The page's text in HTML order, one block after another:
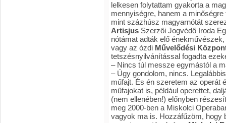
lelkesen folytattam gyakorta a
mennyiségre, hanem a
mint százhúsz magyarnótát
Artisjus Szerzői Jogvédő Iroda
nótámat adták elő
vagy az ózdi Művelődési
tetszésnyilvánítással fogadta
– Nincs túl messze egymástól a
– Úgy gondolom, nincs.
műfajt. És én szeretem az operát
műfajokat is, például operettet,
(nem ellenében!) előnyben
meg 2000-ben a Miskolci
vagyok ma is. Hozzáfűzöm, hogy